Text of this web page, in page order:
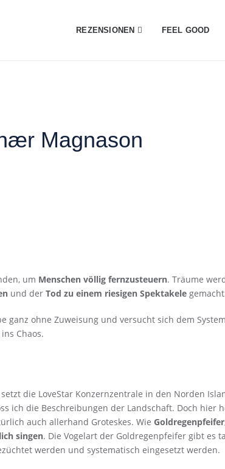
REZENSIONEN FEEL GOOD
Magnason
um Menschen völlig fernzusteuern. Träume
und der Tod zu einem riesigen Spektakele
ganz ohne Zuweisung und versucht sich dem
Chaos.
setzt die LoveStar Konzernzentrale in den Norden
ich die Beschreibungen der Landschaft. Doch hier
auch allerhand Groteskes. Wie
singen. Die Vogelart der Goldregenpfeifer gibt es
werden und systematisch eingesetzt werden.